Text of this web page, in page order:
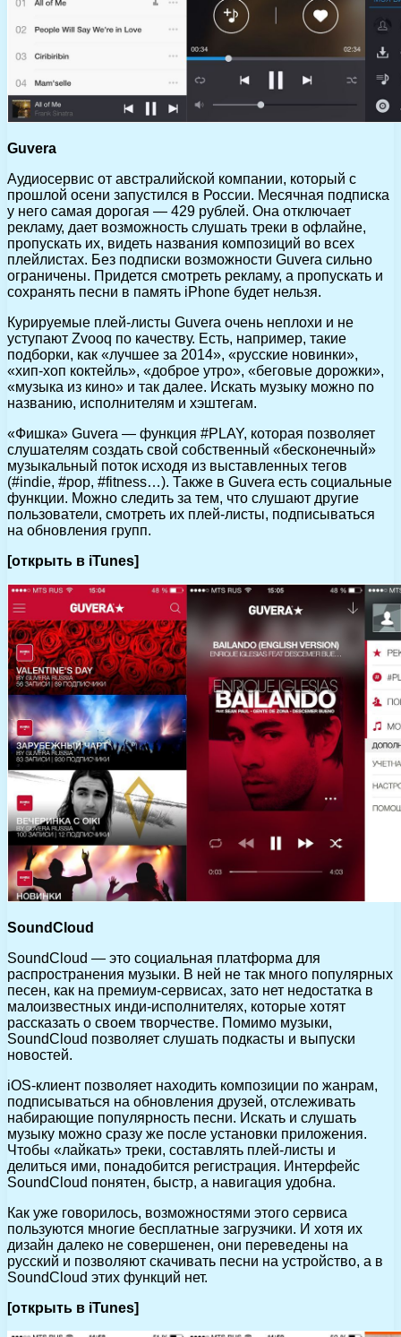
Guvera
Аудиосервис от австралийской компании, который с
прошлой осени запустился в России. Месячная подписка
у него самая дорогая — 429 рублей. Она отключает
рекламу, дает возможность слушать треки в офлайне,
пропускать их, видеть названия композиций во всех
плейлистах. Без подписки возможности Guvera сильно
ограничены. Придется смотреть рекламу, а пропускать и
сохранять песни в память iPhone будет нельзя.
Курируемые плей-листы Guvera очень неплохи и не
уступают Zvooq по качеству. Есть, например, такие
подборки, как «лучшее за 2014», «русские новинки»,
«хип-хоп коктейль», «доброе утро», «беговые дорожки»,
«музыка из кино» и так далее. Искать музыку можно по
названию, исполнителям и хэштегам.
«Фишка» Guvera — функция #PLAY, которая позволяет
слушателям создать свой собственный «бесконечный»
музыкальный поток исходя из выставленных тегов
(#indie, #pop, #fitness…). Также в Guvera есть социальные
функции. Можно следить за тем, что слушают другие
пользователи, смотреть их плей-листы, подписываться
на обновления групп.
[открыть в iTunes]
SoundCloud
SoundCloud — это социальная платформа для
распространения музыки. В ней не так много популярных
песен, как на премиум-сервисах, зато нет недостатка в
малоизвестных инди-исполнителях, которые хотят
рассказать о своем творчестве. Помимо музыки,
SoundCloud позволяет слушать подкасты и выпуски
новостей.
iOS-клиент позволяет находить композиции по жанрам,
подписываться на обновления друзей, отслеживать
набирающие популярность песни. Искать и слушать
музыку можно сразу же после установки приложения.
Чтобы «лайкать» треки, составлять плей-листы и
делиться ими, понадобится регистрация. Интерфейс
SoundCloud понятен, быстр, а навигация удобна.
Как уже говорилось, возможностями этого сервиса
пользуются многие бесплатные загрузчики. И хотя их
дизайн далеко не совершенен, они переведены на
русский и позволяют скачивать песни на устройство, а в
SoundCloud этих функций нет.
[открыть в iTunes]